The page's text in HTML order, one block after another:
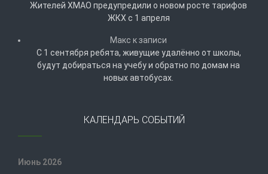
Жителей ХМАО предупредили о новом росте тарифов
ЖКХ с 1 апреля
Макс к записи
С 1 сентября ребята, живущие удалённо от школы,
будут добираться на учебу и обратно по домам на
новых автобусах.
КАЛЕНДАРЬ СОБЫТИЙ
Июнь 2026